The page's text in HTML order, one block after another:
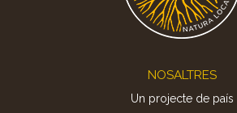
NOSALTRES
Un projecte de país